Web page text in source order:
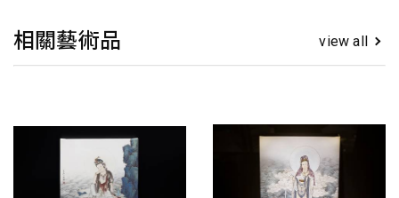
相關藝術品 view all